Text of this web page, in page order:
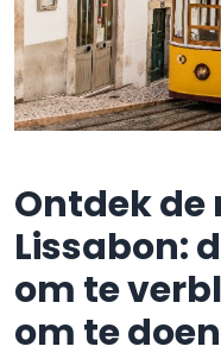
Ontdek de
Lissabon:
om te
om te doen